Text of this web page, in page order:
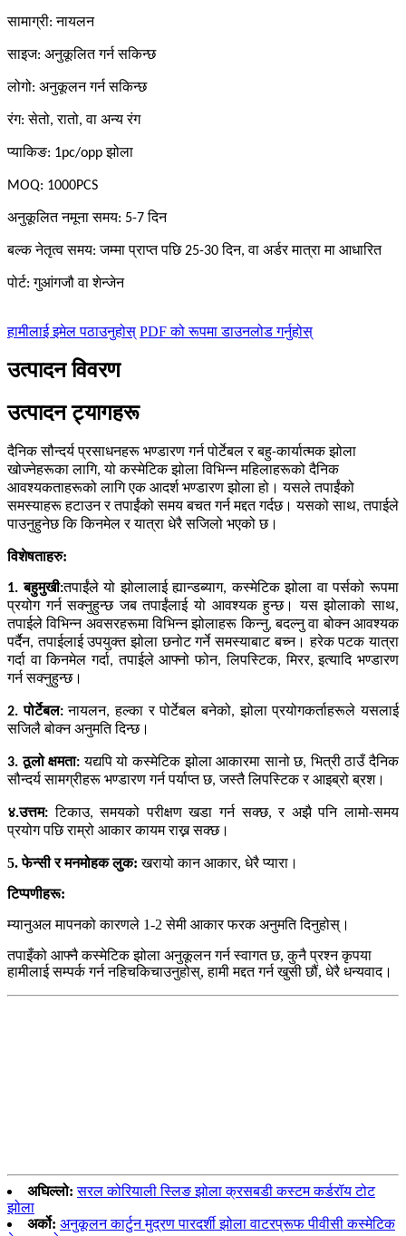
सामाग्री: नायलन
साइज: अनुकूलित गर्न सकिन्छ
लोगो: अनुकूलन गर्न सकिन्छ
रंग: सेतो, रातो, वा अन्य रंग
प्याकिङ: 1pc/opp झोला
MOQ: 1000PCS
अनुकूलित नमूना समय: 5-7 दिन
बल्क नेतृत्व समय: जम्मा प्राप्त पछि 25-30 दिन, वा अर्डर मात्रा मा आधारित
पोर्ट: गुआंगजौ वा शेन्जेन
हामीलाई इमेल पठाउनुहोस् PDF को रूपमा डाउनलोड गर्नुहोस्
उत्पादन विवरण
उत्पादन ट्यागहरू
दैनिक सौन्दर्य प्रसाधनहरू भण्डारण गर्न पोर्टेबल र बहु-कार्यात्मक झोला
खोज्नेहरूका लागि, यो कस्मेटिक झोला विभिन्न महिलाहरूको दैनिक
आवश्यकताहरूको लागि एक आदर्श भण्डारण झोला हो। यसले तपाईंको
समस्याहरू हटाउन र तपाईंको समय बचत गर्न मद्दत गर्दछ। यसको साथ, तपाईले
पाउनुहुनेछ कि किनमेल र यात्रा धेरै सजिलो भएको छ।
विशेषताहरु:
1. बहुमुखी:तपाईंले यो झोलालाई ह्यान्डब्याग, कस्मेटिक झोला वा पर्सको रूपमा
प्रयोग गर्न सक्नुहुन्छ जब तपाईंलाई यो आवश्यक हुन्छ। यस झोलाको साथ,
तपाईले विभिन्न अवसरहरूमा विभिन्न झोलाहरू किन्नु, बदल्नु वा बोक्न आवश्यक
पर्दैन, तपाईलाई उपयुक्त झोला छनोट गर्ने समस्याबाट बच्न। हरेक पटक यात्रा
गर्दा वा किनमेल गर्दा, तपाईले आफ्नो फोन, लिपस्टिक, मिरर, इत्यादि भण्डारण
गर्न सक्नुहुन्छ।
2. पोर्टेबल:नायलन, हल्का र पोर्टेबल बनेको, झोला प्रयोगकर्ताहरूले यसलाई
सजिलै बोक्न अनुमति दिन्छ।
3. ठूलो क्षमता: यद्यपि यो कस्मेटिक झोला आकारमा सानो छ, भित्री ठाउँ दैनिक
सौन्दर्य सामग्रीहरू भण्डारण गर्न पर्याप्त छ, जस्तै लिपस्टिक र आइब्रो ब्रश।
४.उत्तम: टिकाउ, समयको परीक्षण खडा गर्न सक्छ, र अझै पनि लामो-समय
प्रयोग पछि राम्रो आकार कायम राख्न सक्छ।
5. फेन्सी र मनमोहक लुक:खरायो कान आकार, धेरै प्यारा।
टिप्पणीहरू:
म्यानुअल मापनको कारणले 1-2 सेमी आकार फरक अनुमति दिनुहोस्।
तपाइँको आफ्नै कस्मेटिक झोला अनुकूलन गर्न स्वागत छ, कुनै प्रश्न कृपया
हामीलाई सम्पर्क गर्न नहिचकिचाउनुहोस्, हामी मद्दत गर्न खुसी छौं, धेरै धन्यवाद।
अघिल्लो: सरल कोरियाली स्लिङ झोला क्रसबडी कस्टम कर्डरॉय टोट
झोला
अर्को: अनुकूलन कार्टुन मुद्रण पारदर्शी झोला वाटरप्रूफ पीवीसी कस्मेटिक